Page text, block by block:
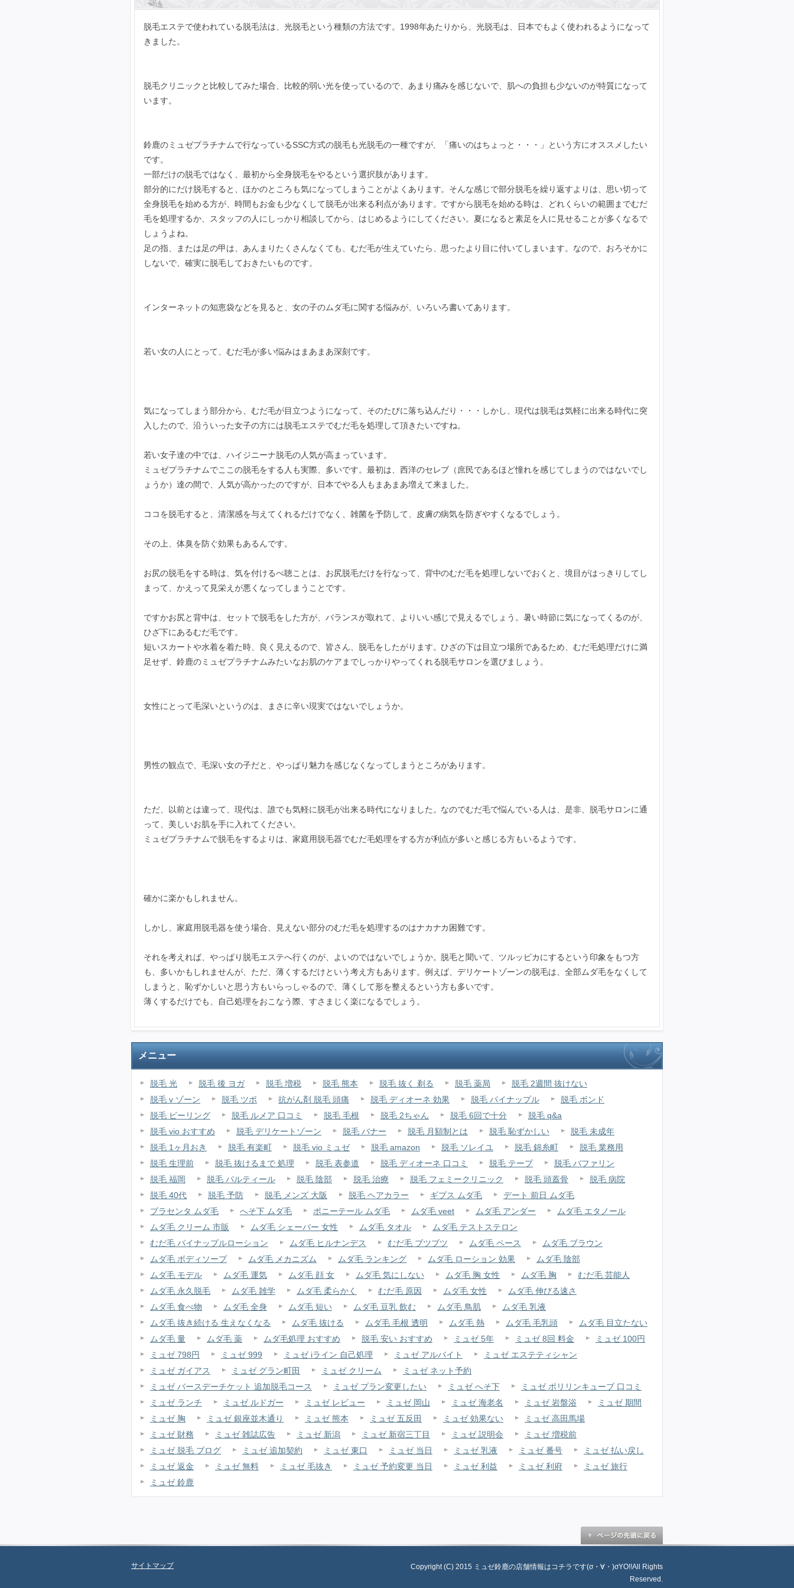
脱毛エステで使われている脱毛法は、光脱毛という種類の方法です。1998年あたりから、光脱毛は、日本でもよく使われるようになって
きました。
脱毛クリニックと比較してみた場合、比較的弱い光を使っているので、あまり痛みを感じないで、肌への負担も少ないのが特質になって
います。
鈴鹿のミュゼプラチナムで行なっているSSC方式の脱毛も光脱毛の一種ですが、「痛いのはちょっと・・・」という方にオススメしたい
です。
一部だけの脱毛ではなく、最初から全身脱毛をやるという選択肢があります。
部分的にだけ脱毛すると、ほかのところも気になってしまうことがよくあります。そんな感じで部分脱毛を繰り返すよりは、思い切って
全身脱毛を始める方が、時間もお金も少なくして脱毛が出来る利点があります。ですから脱毛を始める時は、どれくらいの範囲までむだ
毛を処理するか、スタッフの人にしっかり相談してから、はじめるようにしてください。夏になると素足を人に見せることが多くなるで
しょうよね。
足の指、または足の甲は、あんまりたくさんなくても、むだ毛が生えていたら、思ったより目に付いてしまいます。なので、おろそかに
しないで、確実に脱毛しておきたいものです。
インターネットの知恵袋などを見ると、女の子のムダ毛に関する悩みが、いろいろ書いてあります。
若い女の人にとって、むだ毛が多い悩みはまあまあ深刻です。
気になってしまう部分から、むだ毛が目立つようになって、そのたびに落ち込んだり・・・しかし、現代は脱毛は気軽に出来る時代に突
入したので、沿ういった女子の方には脱毛エステでむだ毛を処理して頂きたいですね。
若い女子達の中では、ハイジニーナ脱毛の人気が高まっています。
ミュゼプラチナムでここの脱毛をする人も実際、多いです。最初は、西洋のセレブ（庶民であるほど憧れを感じてしまうのではないでし
ょうか）達の間で、人気が高かったのですが、日本でやる人もまあまあ増えて来ました。
ココを脱毛すると、清潔感を与えてくれるだけでなく、雑菌を予防して、皮膚の病気を防ぎやすくなるでしょう。
その上、体臭を防ぐ効果もあるんです。
お尻の脱毛をする時は、気を付けるべ聴ことは、お尻脱毛だけを行なって、背中のむだ毛を処理しないでおくと、境目がはっきりしてし
まって、かえって見栄えが悪くなってしまうことです。
ですかお尻と背中は、セットで脱毛をした方が、バランスが取れて、よりいい感じで見えるでしょう。暑い時節に気になってくるのが、
ひざ下にあるむだ毛です。
短いスカートや水着を着た時、良く見えるので、皆さん、脱毛をしたがります。ひざの下は目立つ場所であるため、むだ毛処理だけに満
足せず、鈴鹿のミュゼプラチナムみたいなお肌のケアまでしっかりやってくれる脱毛サロンを選びましょう。
女性にとって毛深いというのは、まさに辛い現実ではないでしょうか。
男性の観点で、毛深い女の子だと、やっぱり魅力を感じなくなってしまうところがあります。
ただ、以前とは違って、現代は、誰でも気軽に脱毛が出来る時代になりました。なのでむだ毛で悩んでいる人は、是非、脱毛サロンに通
って、美しいお肌を手に入れてください。
ミュゼプラチナムで脱毛をするよりは、家庭用脱毛器でむだ毛処理をする方が利点が多いと感じる方もいるようです。
確かに楽かもしれません。
しかし、家庭用脱毛器を使う場合、見えない部分のむだ毛を処理するのはナカナカ困難です。
それを考えれば、やっぱり脱毛エステへ行くのが、よいのではないでしょうか。脱毛と聞いて、ツルッピカにするという印象をもつ方
も、多いかもしれませんが、ただ、薄くするだけという考え方もあります。例えば、デリケートゾーンの脱毛は、全部ムダ毛をなくして
しまうと、恥ずかしいと思う方もいらっしゃるので、薄くして形を整えるという方も多いです。
薄くするだけでも、自己処理をおこなう際、すさまじく楽になるでしょう。
メニュー
脱毛 光 脱毛 後 ヨガ 脱毛 増税 脱毛 熊本 脱毛 抜く 剃る 脱毛 薬局
脱毛 2週間 抜けない
脱毛 v ゾーン
脱毛 ツボ 抗がん剤 脱毛 頭痛 脱毛 ディオーネ 効果 脱毛 パイナップル
脱毛 ボンド
脱毛 ピーリング
脱毛 ルメア 口コミ 脱毛 毛根 脱毛 2ちゃん 脱毛 6回で十分
脱毛 q&a
脱毛 vio おすすめ
脱毛 デリケートゾーン 脱毛 バナー 脱毛 月額制とは 脱毛 恥ずかしい
脱毛 未成年
脱毛 1ヶ月おき
脱毛 有楽町 脱毛 vio ミュゼ 脱毛 amazon 脱毛 ソレイユ 脱毛 錦糸町
脱毛 業務用
脱毛 生理前
脱毛 抜けるまで 処理 脱毛 表参道 脱毛 ディオーネ 口コミ 脱毛 テープ
脱毛 バファリン
脱毛 福岡
脱毛 パルティール 脱毛 陰部 脱毛 治療 脱毛 フェミークリニック 脱毛 頭蓋骨
脱毛 病院
脱毛 40代
脱毛 予防 脱毛 メンズ 大阪 脱毛 ヘアカラー ギプス ムダ毛
デート 前日 ムダ毛
プラセンタ ムダ毛
へそ下 ムダ毛 ポニーテール ムダ毛 ムダ毛 veet ムダ毛 アンダー
ムダ毛 エタノール
ムダ毛 クリーム 市販
ムダ毛 シェーバー 女性 ムダ毛 タオル
ムダ毛 テストステロン
むだ毛 パイナップルローション
ムダ毛 ヒルナンデス むだ毛 ブツブツ ムダ毛 ペース
ムダ毛 ブラウン
ムダ毛 ボディソープ
ムダ毛 メカニズム ムダ毛 ランキング ムダ毛 ローション 効果
ムダ毛 陰部
ムダ毛 モデル
ムダ毛 運気 ムダ毛 顔 女 ムダ毛 気にしない ムダ毛 胸 女性 ムダ毛 胸
むだ毛 芸能人
ムダ毛 永久脱毛
ムダ毛 雑学 ムダ毛 柔らかく むだ毛 原因 ムダ毛 女性
ムダ毛 伸びる速さ
ムダ毛 食べ物
ムダ毛 全身 ムダ毛 短い ムダ毛 豆乳 飲む ムダ毛 鳥肌
ムダ毛 乳液
ムダ毛 抜き続ける 生えなくなる
ムダ毛 抜ける ムダ毛 毛根 透明 ムダ毛 熱 ムダ毛 毛乳頭
ムダ毛 目立たない
ムダ毛 量
ムダ毛 薬 ムダ毛処理 おすすめ 脱毛 安い おすすめ ミュゼ 5年 ミュゼ 8回 料金
ミュゼ 100円
ミュゼ 798円
ミュゼ 999 ミュゼ iライン 自己処理 ミュゼ アルバイト
ミュゼ エステティシャン
ミュゼ ガイアス
ミュゼ グラン町田 ミュゼ クリーム
ミュゼ ネット予約
ミュゼ バースデーチケット 追加脱毛コース
ミュゼ プラン変更したい ミュゼ へそ下
ミュゼ ポリリンキューブ 口コミ
ミュゼ ランチ
ミュゼ ルドガー ミュゼ レビュー ミュゼ 岡山 ミュゼ 海老名 ミュゼ 岩盤浴
ミュゼ 期間
ミュゼ 胸
ミュゼ 銀座並木通り ミュゼ 熊本 ミュゼ 五反田 ミュゼ 効果ない
ミュゼ 高田馬場
ミュゼ 財務
ミュゼ 雑誌広告 ミュゼ 新潟 ミュゼ 新宿三丁目 ミュゼ 説明会
ミュゼ 増税前
ミュゼ 脱毛 ブログ
ミュゼ 追加契約 ミュゼ 東口 ミュゼ 当日 ミュゼ 乳液 ミュゼ 番号
ミュゼ 払い戻し
ミュゼ 返金
ミュゼ 無料 ミュゼ 毛抜き ミュゼ 予約変更 当日 ミュゼ 利益 ミュゼ 利府
ミュゼ 旅行
ミュゼ 鈴鹿
サイトマップ
Copyright (C) 2015 ミュゼ鈴鹿の店舗情報はコチラです(σ・∀・)σYO!!All Rights
Reserved.